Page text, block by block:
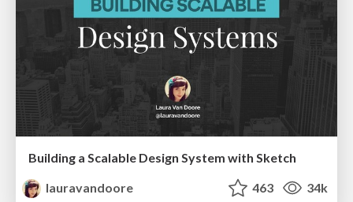
Building a Scalable Design System with Sketch
lauravandoore
463 34k